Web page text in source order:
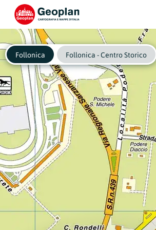
Follonica Follonica - Centro Storico